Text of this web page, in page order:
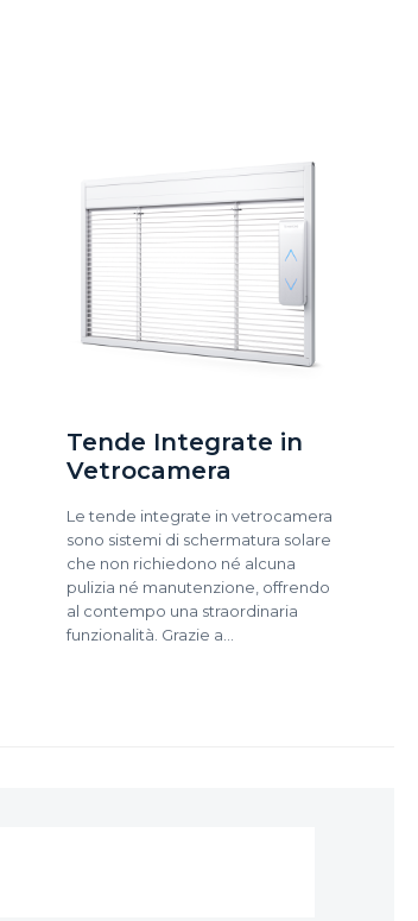
Tende Integrate in
Vetrocamera
Le tende integrate in vetrocamera
sono sistemi di schermatura solare
che non richiedono né alcuna
pulizia né manutenzione, offrendo
al contempo una straordinaria
funzionalità. Grazie a…